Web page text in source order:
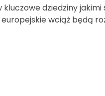
dziedziny
wciąż będą